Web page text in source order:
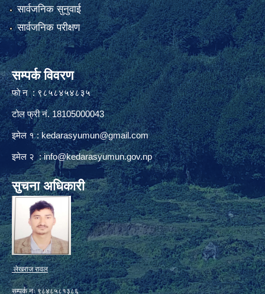
सार्वजनिक सुनुवाई
सार्वजनिक परीक्षण
सम्पर्क विवरण
फाे न : ९८५८४५४८३५
टोल फ्री नं. 18105000043
इमेल १ :kedarasyumun@gmail.com
इमेल २ :info@kedarasyumun.gov.np
सुचना अधिकारी
लेखराज रावल
सम्पर्क नः ९८४८५८१३८६